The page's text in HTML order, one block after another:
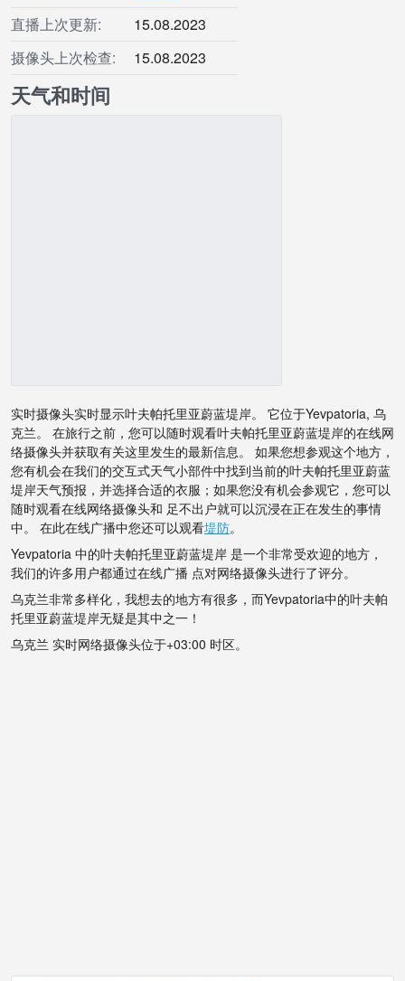
直播上次更新:
15.08.2023
摄像头上次检查:
15.08.2023
天气和时间
实时摄像头实时显示叶夫帕托里亚蔚蓝堤岸。 它位于Yevpatoria, 乌
克兰。 在旅行之前，您可以随时观看叶夫帕托里亚蔚蓝堤岸的在线网
络摄像头并获取有关这里发生的最新信息。 如果您想参观这个地方，
您有机会在我们的交互式天气小部件中找到当前的叶夫帕托里亚蔚蓝
堤岸天气预报，并选择合适的衣服；如果您没有机会参观它，您可以
随时观看在线网络摄像头和 足不出户就可以沉浸在正在发生的事情
中。 在此在线广播中您还可以观看堤防。
Yevpatoria 中的叶夫帕托里亚蔚蓝堤岸 是一个非常受欢迎的地方，
我们的许多用户都通过在线广播 点对网络摄像头进行了评分。
乌克兰非常多样化，我想去的地方有很多，而Yevpatoria中的叶夫帕
托里亚蔚蓝堤岸无疑是其中之一！
乌克兰 实时网络摄像头位于+03:00 时区。